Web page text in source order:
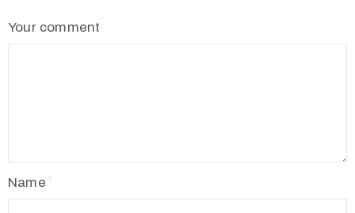
Your comment
Name